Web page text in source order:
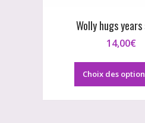
Wolly hugs
14,00€
Choix des